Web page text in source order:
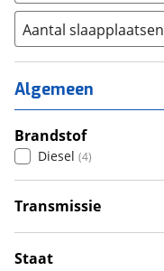
Aantal slaapplaatsen
1 (0)
2 (4)
3 (0)
4 (0)
5 (0)
6+ (0)
Algemeen
Brandstof
Diesel (4)
Transmissie
Staat